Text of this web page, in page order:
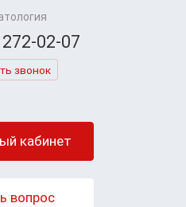
02-07
звонок
кабинет
вопрос